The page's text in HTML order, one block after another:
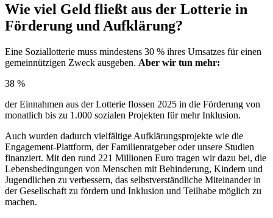
Wie viel Geld fließt aus der Lotterie in
Förderung und Aufklärung?
Eine Soziallotterie muss mindestens 30 % ihres Umsatzes für einen
gemeinnützigen Zweck ausgeben. Aber wir tun mehr:
38 %
der Einnahmen aus der Lotterie flossen 2025 in die Förderung von
monatlich bis zu 1.000 sozialen Projekten für mehr Inklusion.
Auch wurden dadurch vielfältige Aufklärungsprojekte wie die
Engagement-Plattform, der Familienratgeber oder unsere Studien
finanziert. Mit den rund 221 Millionen Euro tragen wir dazu bei, die
Lebensbedingungen von Menschen mit Behinderung, Kindern und
Jugendlichen zu verbessern, das selbstverständliche Miteinander in
der Gesellschaft zu fördern und Inklusion und Teilhabe möglich zu
machen.